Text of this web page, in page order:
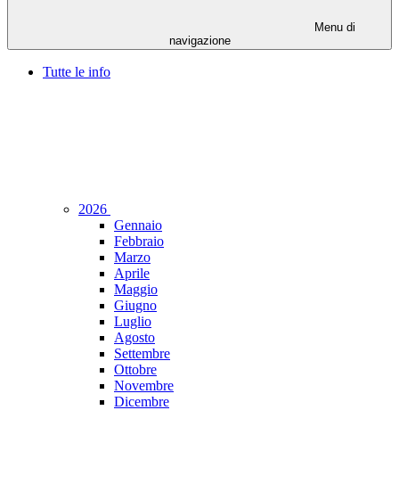
Menu di
navigazione
Tutte le info
2026
Gennaio
Febbraio
Marzo
Aprile
Maggio
Giugno
Luglio
Agosto
Settembre
Ottobre
Novembre
Dicembre